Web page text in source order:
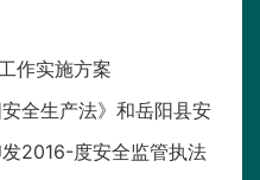
作实施方案
全生产法》和岳阳县安
2016-度安全监管执法